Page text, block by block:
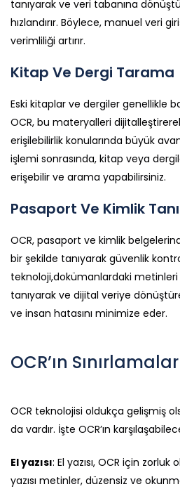
tanıyarak ve veri tabanına
hızlandırır. Böylece, manuel veri
verimliliği artırır.
Kitap Ve Dergi Tarama
Eski kitaplar ve dergiler genellikle
OCR, bu materyalleri
erişilebilirlik konularında büyük
işlemi sonrasında, kitap veya
erişebilir ve arama yapabilirsiniz.
Pasaport Ve Kimlik
OCR, pasaport ve kimlik
bir şekilde tanıyarak güvenlik
teknoloji,dokümanlardaki
tanıyarak ve dijital veriye
ve insan hatasını minimize eder.
OCR’ın
OCR teknolojisi oldukça gelişmiş
da vardır. İşte OCR’ın
El yazısı: El yazısı, OCR için
yazısı metinler, düzensiz ve